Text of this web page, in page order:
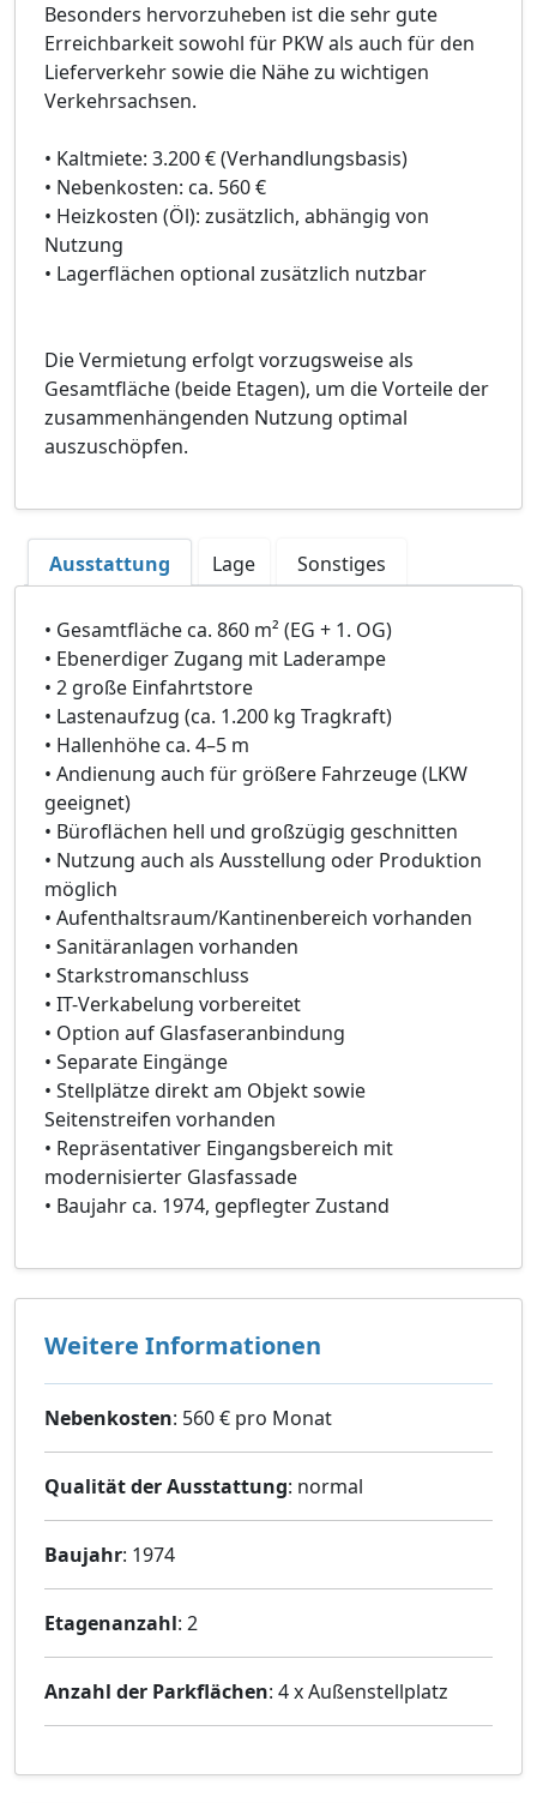
Besonders hervorzuheben ist die sehr gute
Erreichbarkeit sowohl für PKW als auch für den
Lieferverkehr sowie die Nähe zu wichtigen
Verkehrsachsen.
• Kaltmiete: 3.200 € (Verhandlungsbasis)
• Nebenkosten: ca. 560 €
• Heizkosten (Öl): zusätzlich, abhängig von
Nutzung
• Lagerflächen optional zusätzlich nutzbar
Die Vermietung erfolgt vorzugsweise als
Gesamtfläche (beide Etagen), um die Vorteile der
zusammenhängenden Nutzung optimal
auszuschöpfen.
Ausstattung Lage Sonstiges
• Gesamtfläche ca. 860 m² (EG + 1. OG)
• Ebenerdiger Zugang mit Laderampe
• 2 große Einfahrtstore
• Lastenaufzug (ca. 1.200 kg Tragkraft)
• Hallenhöhe ca. 4–5 m
• Andienung auch für größere Fahrzeuge (LKW
geeignet)
• Büroflächen hell und großzügig geschnitten
• Nutzung auch als Ausstellung oder Produktion
möglich
• Aufenthaltsraum/Kantinenbereich vorhanden
• Sanitäranlagen vorhanden
• Starkstromanschluss
• IT-Verkabelung vorbereitet
• Option auf Glasfaseranbindung
• Separate Eingänge
• Stellplätze direkt am Objekt sowie
Seitenstreifen vorhanden
• Repräsentativer Eingangsbereich mit
modernisierter Glasfassade
• Baujahr ca. 1974, gepflegter Zustand
Weitere Informationen
Nebenkosten: 560 € pro Monat
Qualität der Ausstattung: normal
Baujahr: 1974
Etagenanzahl: 2
Anzahl der Parkflächen: 4 x Außenstellplatz